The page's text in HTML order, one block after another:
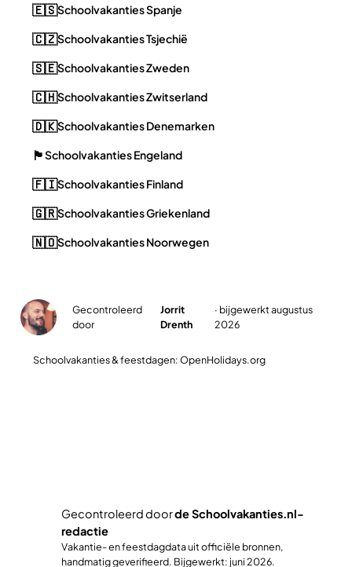
🇪🇸Schoolvakanties Spanje
🇨🇿Schoolvakanties Tsjechië
🇸🇪Schoolvakanties Zweden
🇨🇭Schoolvakanties Zwitserland
🇩🇰Schoolvakanties Denemarken
🏴󠁧󠁢󠁥󠁮󠁧󠁿Schoolvakanties Engeland
🇫🇮Schoolvakanties Finland
🇬🇷Schoolvakanties Griekenland
🇳🇴Schoolvakanties Noorwegen
Gecontroleerd
door
Jorrit
Drenth
· bijgewerkt augustus
2026
Schoolvakanties & feestdagen: OpenHolidays.org
Gecontroleerd doorde Schoolvakanties.nl-
redactie
Vakantie- en feestdagdata uit officiële bronnen,
handmatig geverifieerd. Bijgewerkt: juni 2026.